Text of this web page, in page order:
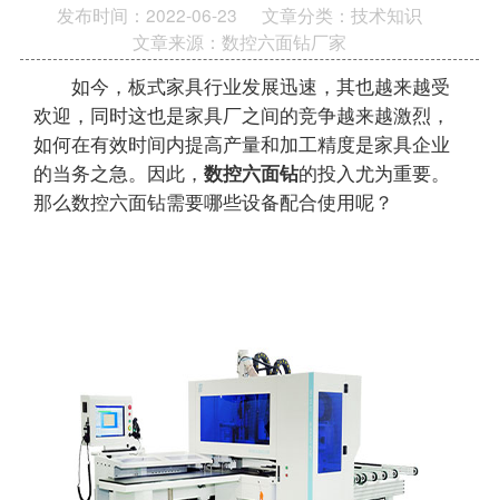
发布时间：2022-06-23
文章分类：技术知识
文章来源：数控六面钻厂家
如今，板式家具行业发展迅速，其也越来越受
欢迎，同时这也是家具厂之间的竞争越来越激烈，
如何在有效时间内提高产量和加工精度是家具企业
的当务之急。因此， 数控六面钻的投入尤为重要。
那么数控六面钻需要哪些设备配合使用呢？